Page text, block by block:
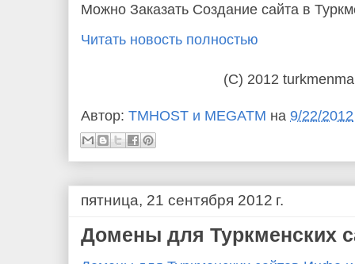
Можно Заказать Создание сайта в
Читать новость полностью
(C) 2012
Автор: TMHOST и MEGATM на 9/22/2012
пятница, 21 сентября 2012 г.
Домены для Туркменских